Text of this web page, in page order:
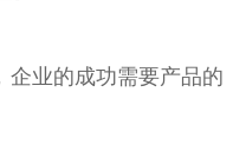
业的成功需要产品的